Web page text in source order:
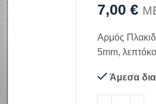
7,00 €
Αρμός
5mm,
Άμεσα